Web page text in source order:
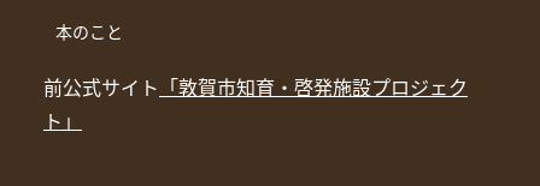
本のこと
前公式サイト 「敦賀市知育・啓発施設プロジェク
ト」